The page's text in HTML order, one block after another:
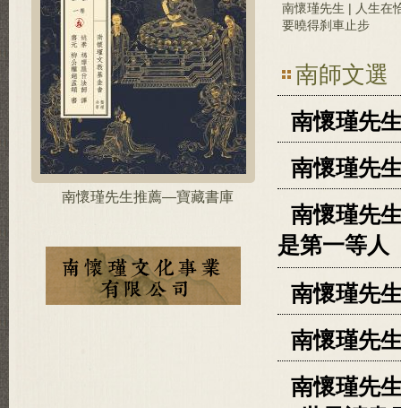
南懷瑾先生推薦—寶藏書庫
南懷瑾先生 | 人生在
要曉得刹車止步
南師文選
南懷瑾先
南懷瑾先
南懷瑾先
是第一等人
南懷瑾先
南懷瑾先
南懷瑾先